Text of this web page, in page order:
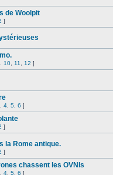
de Woolpit
]
10, 11 12 ]
4, 5, 6 ]
]
la Rome antique.
]
chassent les OVNIs
4, 5, 6 ]